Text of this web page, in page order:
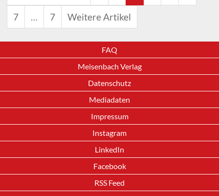
7 … 7 Weitere Artikel
FAQ
Meisenbach Verlag
Datenschutz
Mediadaten
Impressum
Instagram
LinkedIn
Facebook
RSS Feed